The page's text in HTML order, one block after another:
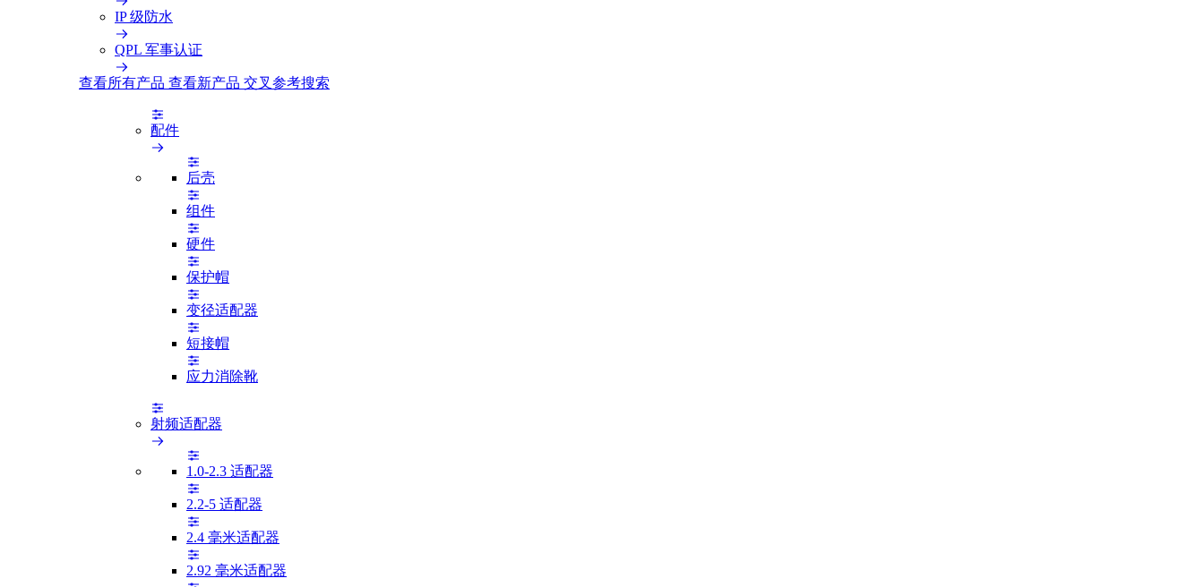
IP 级防水
QPL 军事认证
查看所有产品 查看新产品 交叉参考搜索
配件
后壳
组件
硬件
保护帽
变径适配器
短接帽
应力消除靴
射频适配器
1.0-2.3 适配器
2.2-5 适配器
2.4 毫米适配器
2.92 毫米适配器